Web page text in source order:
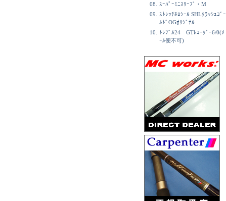
08.
ｽｰﾊﾟｰﾐﾆｽﾘｰﾌﾞ・M
09.
ｽﾄﾚｯﾁﾎﾛｼｰﾙ SHLｸﾗｯｼｭｺﾞｰ
ﾙﾄﾞOGｵﾘｼﾞﾅﾙ
10.
ﾄﾚﾌﾞﾙ24 GTﾚｺｰﾀﾞｰ6/0(ﾒ
ｰﾙ便不可)